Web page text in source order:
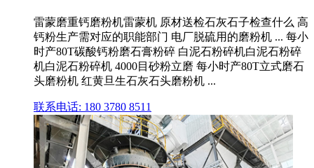
雷蒙磨重钙磨粉机雷蒙机 原材送检石灰石子检查什么 高
钙粉生产需对应的职能部门 电厂脱硫用的磨粉机 ... 每小
时产80T碳酸钙粉磨石膏粉碎 白泥石粉碎机白泥石粉碎
机白泥石粉碎机 4000目砂粉立磨 每小时产80T立式磨石
头磨粉机 红黄旦生石灰石头磨粉机 ...
联系电话: 180 3780 8511